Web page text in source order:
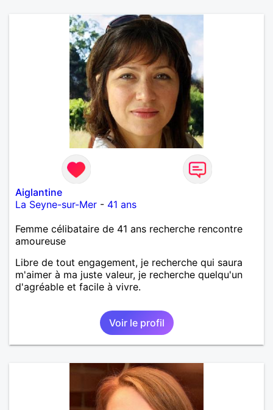
Aiglantine
La Seyne-sur-Mer - 41 ans
Femme célibataire de 41 ans recherche rencontre
amoureuse
Libre de tout engagement, je recherche qui saura
m'aimer à ma juste valeur, je recherche quelqu'un
d'agréable et facile à vivre.
Voir le profil